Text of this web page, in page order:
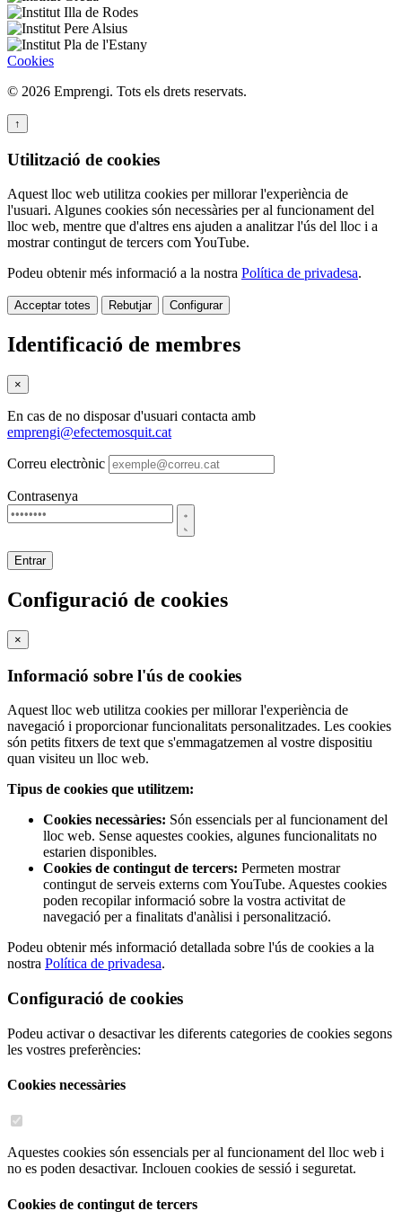
Cookies
© 2026 Emprengi. Tots els drets reservats.
↑
Utilització de cookies
Aquest lloc web utilitza cookies per millorar l'experiència de
l'usuari. Algunes cookies són necessàries per al funcionament del
lloc web, mentre que d'altres ens ajuden a analitzar l'ús del lloc i a
mostrar contingut de tercers com YouTube.
Podeu obtenir més informació a la nostra Política de privadesa.
Acceptar totes Rebutjar Configurar
Identificació de membres
×
En cas de no disposar d'usuari contacta amb
emprengi@efectemosquit.cat
Correu electrònic
Contrasenya
Entrar
Configuració de cookies
×
Informació sobre l'ús de cookies
Aquest lloc web utilitza cookies per millorar l'experiència de
navegació i proporcionar funcionalitats personalitzades. Les cookies
són petits fitxers de text que s'emmagatzemen al vostre dispositiu
quan visiteu un lloc web.
Tipus de cookies que utilitzem:
Cookies necessàries: Són essencials per al funcionament del
lloc web. Sense aquestes cookies, algunes funcionalitats no
estarien disponibles.
Cookies de contingut de tercers: Permeten mostrar
contingut de serveis externs com YouTube. Aquestes cookies
poden recopilar informació sobre la vostra activitat de
navegació per a finalitats d'anàlisi i personalització.
Podeu obtenir més informació detallada sobre l'ús de cookies a la
nostra Política de privadesa.
Configuració de cookies
Podeu activar o desactivar les diferents categories de cookies segons
les vostres preferències:
Cookies necessàries
Aquestes cookies són essencials per al funcionament del lloc web i
no es poden desactivar. Inclouen cookies de sessió i seguretat.
Cookies de contingut de tercers